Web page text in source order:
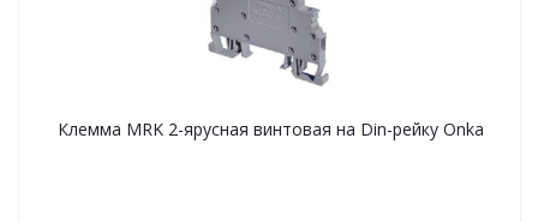
Клемма MRK 2-ярусная винтовая на Din-рейку Onka